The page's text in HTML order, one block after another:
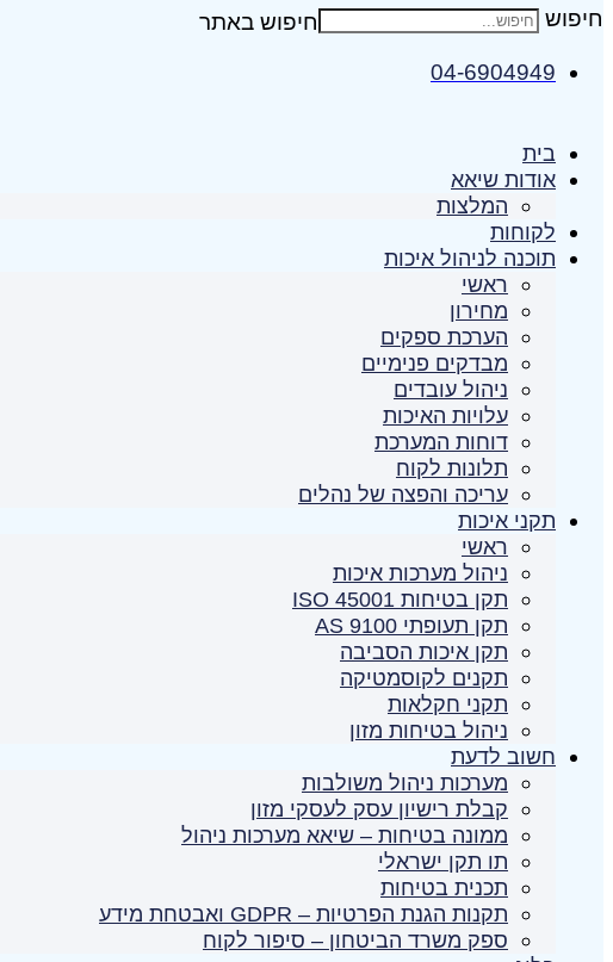
חיפוש
04-6904949
בית
אודות שיאא
המלצות
לקוחות
תוכנה לניהול איכות
ראשי
מחירון
הערכת ספקים
מבדקים פנימיים
ניהול עובדים
עלויות האיכות
דוחות המערכת
תלונות לקוח
עריכה והפצה של נהלים
תקני איכות
ראשי
ניהול מערכות איכות
תקן בטיחות ISO 45001
תקן תעופתי AS 9100
תקן איכות הסביבה
תקנים לקוסמטיקה
תקני חקלאות
ניהול בטיחות מזון
חשוב לדעת
מערכות ניהול משולבות
קבלת רישיון עסק לעסקי מזון
ממונה בטיחות – שיאא מערכות ניהול
תו תקן ישראלי
תכנית בטיחות
תקנות הגנת הפרטיות – GDPR ואבטחת מידע
ספק משרד הביטחון – סיפור לקוח